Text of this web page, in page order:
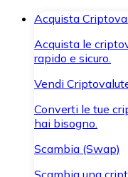
Acquista
Acquista le
rapido e sicuro.
Vendi
Converti le tue
hai bisogno.
Scambia (Swap)
Scambia una